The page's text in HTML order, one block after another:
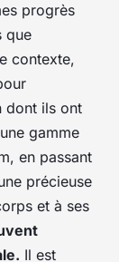
progrès
que
contexte,
dont ils ont
gamme
en passant
précieuse
et à ses
Il est